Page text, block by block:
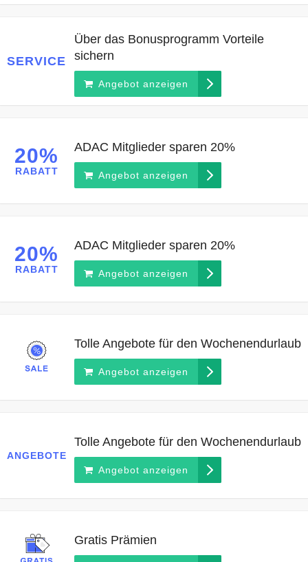
SERVICE
Über das Bonusprogramm Vorteile
sichern
Angebot anzeigen
20%
RABATT
ADAC Mitglieder sparen 20%
Angebot anzeigen
20%
RABATT
ADAC Mitglieder sparen 20%
Angebot anzeigen
Tolle Angebote für den Wochenendurlaub
Angebot anzeigen
ANGEBOTE
Tolle Angebote für den Wochenendurlaub
Angebot anzeigen
Gratis Prämien